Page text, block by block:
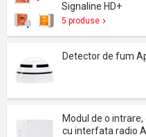
Signaline HD+
5 produse
Detector de fum
Modul de o
cu interfata radio